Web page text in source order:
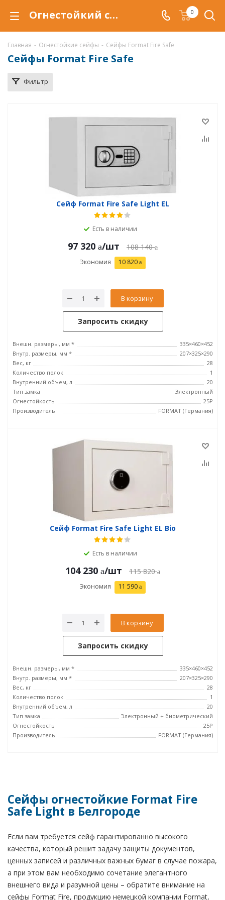
Огнестойкий сейф Format Fire Safe купить в Белгороде, сейфы Format Fire Safe с защитой от огня (огнеупорный) по низкой цене c доставкой. 0
Главная - Огнестойкие сейфы - Сейфы Format Fire Safe
Сейфы Format Fire Safe
Фильтр
Сейф Format Fire Safe Light EL
Есть в наличии
97 320 /шт 108 140
Экономия 10 820
В корзину
Запросить скидку
Внешн. размеры, мм *
335×460×452
Внутр. размеры, мм *
207×325×290
Вес, кг
28
Количество полок
1
Внутренний объем, л
20
Тип замка
Электронный
Огнестойкость
25P
Производитель
FORMAT (Германия)
Сейф Format Fire Safe Light EL Bio
Есть в наличии
104 230 /шт 115 820
Экономия 11 590
В корзину
Запросить скидку
Внешн. размеры, мм *
335×460×452
Внутр. размеры, мм *
207×325×290
Вес, кг
28
Количество полок
1
Внутренний объем, л
20
Тип замка
Электронный + биометрический
Огнестойкость
25P
Производитель
FORMAT (Германия)
Сейфы огнестойкие Format Fire
Safe Light в Белгороде
Если вам требуется сейф гарантированно высокого
качества, который решит задачу защиты документов,
ценных записей и различных важных бумаг в случае пожара,
а при этом вам необходимо сочетание элегантного
внешнего вида и разумной цены – обратите внимание на
сейфы Format Fire, продукцию немецкой компании Format,